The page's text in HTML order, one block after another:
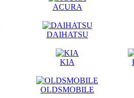
ACURA
DAIHATSU
KIA
OLDSMOBILE